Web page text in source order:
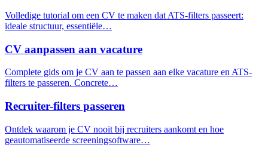
Volledige tutorial om een CV te maken dat ATS-filters passeert:
ideale structuur, essentiële…
CV aanpassen aan vacature
Complete gids om je CV aan te passen aan elke vacature en ATS-
filters te passeren. Concrete…
Recruiter-filters passeren
Ontdek waarom je CV nooit bij recruiters aankomt en hoe
geautomatiseerde screeningsoftware…